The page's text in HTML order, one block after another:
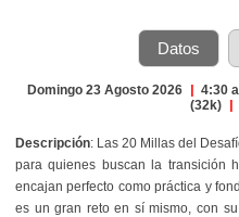
Datos
Domingo 23 Agosto 2026 | 4:30
(32k) |
Descripción: Las 20 Millas del
para quienes buscan la transición
encajan perfecto como práctica y
es un gran reto en sí mismo, con